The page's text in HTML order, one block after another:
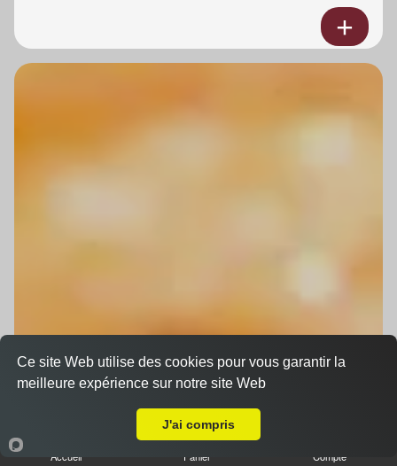
Accueil Panier Compte
Ce site Web utilise des cookies pour vous garantir la
meilleure expérience sur notre site Web
J'ai compris